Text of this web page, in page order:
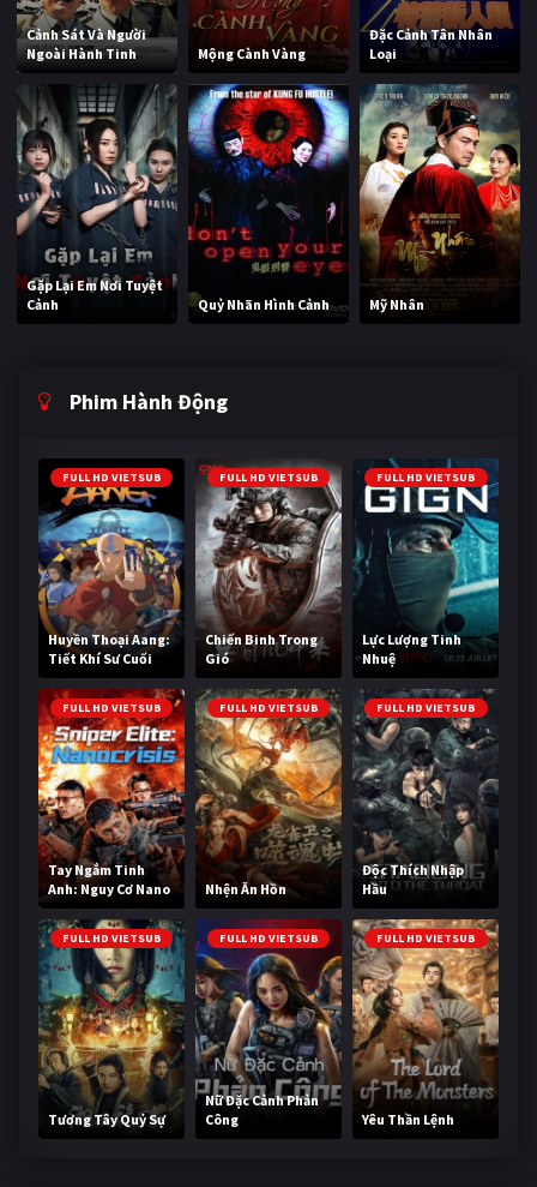
Cảnh Sát Và Người
Ngoài Hành Tinh
Mộng Cành Vàng
Đặc Cảnh Tân Nhân
Loại
Gặp Lại Em Nơi Tuyệt
Cảnh
Quỷ Nhãn Hình Cảnh Mỹ Nhân
Phim Hành Động
FULL HD VIETSUB
Huyền Thoại Aang:
Tiết Khí Sư Cuối
Cùng
FULL HD VIETSUB
Chiến Binh Trong
Gió
FULL HD VIETSUB
Lực Lượng Tinh
Nhuệ
FULL HD VIETSUB
Tay Ngắm Tinh
Anh: Nguy Cơ Nano
FULL HD VIETSUB
Nhện Ăn Hồn
FULL HD VIETSUB
Độc Thích Nhập
Hầu
FULL HD VIETSUB
Tương Tây Quỷ Sự
FULL HD VIETSUB
Nữ Đặc Cảnh Phản
Công
FULL HD VIETSUB
Yêu Thần Lệnh